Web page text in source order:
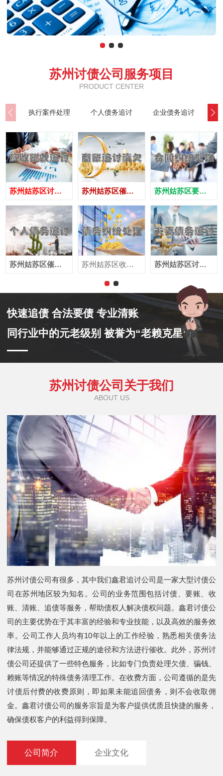
苏州讨债公司服务项目
PRODUCT CENTER
执行案件处理 个人债务追讨 企业债务追讨
苏州姑苏区讨债公司
苏州姑苏区催收公司
苏州姑苏区催债公司
苏州姑苏区收账公司
苏州姑苏区要账公司
苏州姑苏区讨账公司
快速追债 合法要债 专业清账
同行业中的元老级别 被誉为“老赖克星”
苏州讨债公司关于我们
ABOUT US
苏州讨债公司有很多，其中我们鑫君追讨公司是一家大型讨债公
司在苏州地区较为知名。公司的业务范围包括讨债、要账、收
账、清账、追债等服务，帮助债权人解决债权问题。鑫君讨债公
司的主要优势在于其丰富的经验和专业技能，以及高效的服务效
率。公司工作人员均有10年以上的工作经验，熟悉相关债务法
律法规，并能够通过正规的途径和方法进行催收。此外，苏州讨
债公司还提供了一些特色服务，比如专门负责处理欠债、骗钱、
赖账等情况的特殊债务清理工作。在收费方面，公司遵循的是先
讨债后付费的收费原则，即如果未能追回债务，则不会收取佣
金。鑫君讨债公司的服务宗旨是为客户提供优质且快捷的服务，
确保债权客户的利益得到保障。
公司简介 企业文化